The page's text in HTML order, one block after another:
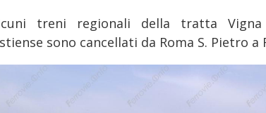
treni regionali della tratta
sono cancellati da Roma S. Pietro a